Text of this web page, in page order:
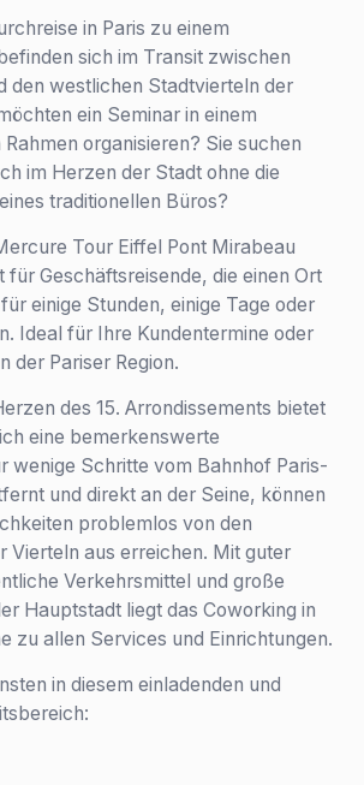
in Paris zu einem
sich im Transit zwischen
den westlichen Stadtvierteln der
ein Seminar in einem
organisieren? Sie suchen
im Herzen der Stadt ohne die
traditionellen Büros?
Tour Eiffel Pont Mirabeau
Geschäftsreisende, die einen Ort
einige Stunden, einige Tage oder
Ideal für Ihre Kundentermine oder
der Pariser Region.
des 15. Arrondissements bietet
eine bemerkenswerte
wenige Schritte vom Bahnhof Paris-
und direkt an der Seine, können
problemlos von den
Vierteln aus erreichen. Mit guter
Verkehrsmittel und große
Hauptstadt liegt das Coworking in
zu allen Services und Einrichtungen.
in diesem einladenden und